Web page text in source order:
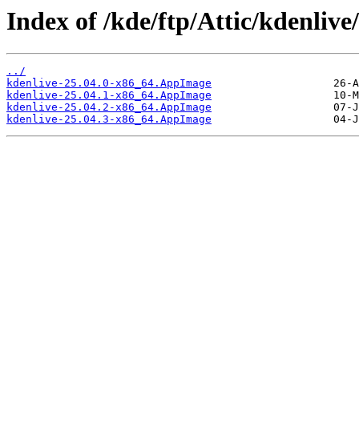
Index of /kde/ftp/Attic/
../
kdenlive-25.04.0-x86_64.AppImage
kdenlive-25.04.1-x86_64.AppImage
kdenlive-25.04.2-x86_64.AppImage
kdenlive-25.04.3-x86_64.AppImage